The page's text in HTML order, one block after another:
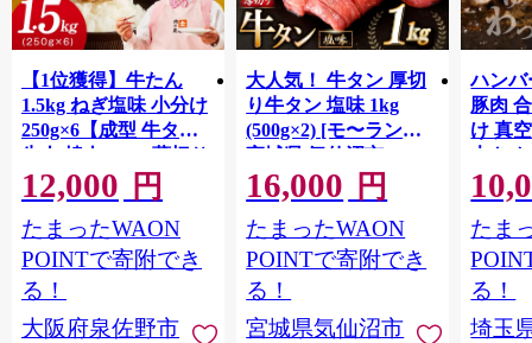
【1位獲得】牛たん
1.5kg ねぎ塩味 小分け
250g×6【成型 牛タン
牛肉 焼肉 BBQ 薄切り
ぎゅうたん スライス
訳あり サイズ不揃
い】 G4721
12,000 円
たまったWAON
POINTで寄附でき
る！
大阪府泉佐野市
大人気！ 牛タン 厚切
り牛タン 塩味 1kg
(500g×2) [モ〜ランド
宮城県 気仙沼市
20564660] 肉 牛肉 精肉
牛たん 牛タン塩 牛た
ん塩 冷凍 焼肉 BBQ ア
ウトドア バーベキュ
ー 厚切り タン
16,000 円
たまったWAON
POINTで寄附でき
る！
宮城県気仙沼市
ハンバ
豚肉
け 真
大き
保存
淡路島
ポーク
き肉
ず 惣
まみ
んのお
たま
る！
埼玉